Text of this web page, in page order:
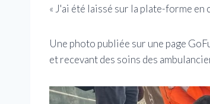
« J'ai été laissé sur la plate-forme
Une photo publiée sur une page
et recevant des soins des